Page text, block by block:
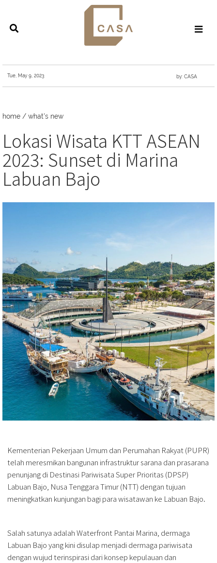
Tue, May 9, 2023 by: CASA
home / what's new
Lokasi Wisata KTT ASEAN
2023: Sunset di Marina
Labuan Bajo
Kementerian Pekerjaan Umum dan Perumahan Rakyat (PUPR)
telah meresmikan bangunan infrastruktur sarana dan prasarana
penunjang di Destinasi Pariwisata Super Prioritas (DPSP)
Labuan Bajo, Nusa Tenggara Timur (NTT) dengan tujuan
meningkatkan kunjungan bagi para wisatawan ke Labuan Bajo.
Salah satunya adalah Waterfront Pantai Marina, dermaga
Labuan Bajo yang kini disulap menjadi dermaga pariwisata
dengan wujud terinspirasi dari konsep kepulauan dan